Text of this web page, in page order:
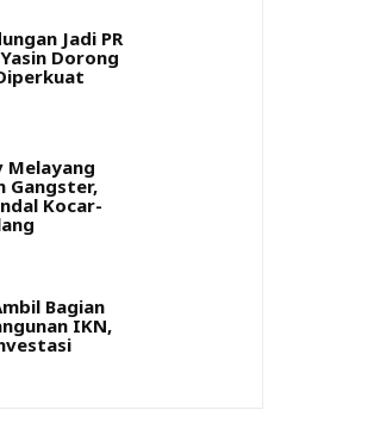
Jadi PR
Dorong
Melayang
Gangster,
Kocar-
Bagian
IKN,